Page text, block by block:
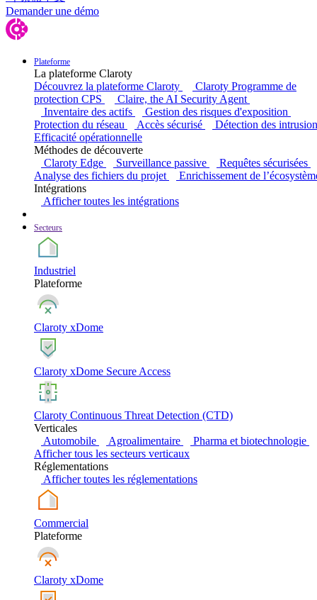
Demander une démo
Plateforme
La plateforme Claroty
Découvrez la plateforme Claroty
Claroty Programme de
protection CPS
Claire, the AI Security Agent
Inventaire des actifs
Gestion des risques d'exposition
Protection du réseau
Accès sécurisé
Détection des
Efficacité opérationnelle
Méthodes de découverte
Claroty Edge
Surveillance passive
Requêtes sécurisées
Analyse des fichiers du projet
Enrichissement de
Intégrations
Afficher toutes les intégrations
Secteurs
Industriel
Plateforme
Claroty xDome
Claroty xDome Secure Access
Claroty Continuous Threat Detection (CTD)
Verticales
Automobile
Agroalimentaire
Pharma et biotechnologie
Afficher tous les secteurs verticaux
Réglementations
Afficher toutes les réglementations
Commercial
Plateforme
Claroty xDome